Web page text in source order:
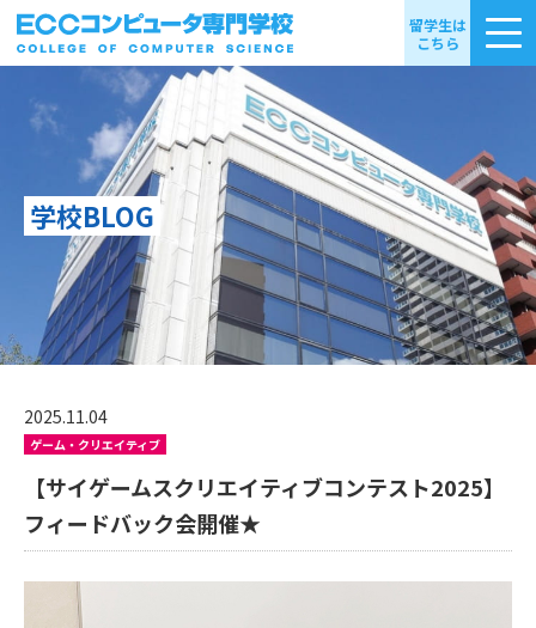
留学生は
こちら
学校BLOG
2025.11.04
ゲーム・クリエイティブ
【サイゲームスクリエイティブコンテスト2025】
フィードバック会開催★